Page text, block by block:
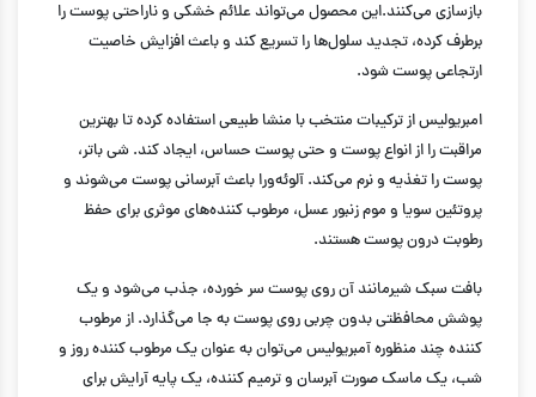
بازسازی می‌کنند.این محصول می‌تواند علائم خشکی و ناراحتی پوست را
برطرف کرده، تجدید سلول‌ها را تسریع کند و باعث افزایش خاصیت
ارتجاعی پوست شود.
امبریولیس از ترکیبات منتخب با منشا طبیعی استفاده کرده تا بهترین
مراقبت را از انواع پوست و حتی پوست حساس، ایجاد کند. شی باتر،
پوست را تغذیه و نرم می‌کند. آلوئه‌ورا باعث آبرسانی پوست می‌شوند و
پروتئین سویا و موم زنبور عسل، مرطوب کننده‌های موثری برای حفظ
رطوبت درون پوست هستند.
بافت سبک شیرمانند آن روی پوست سر خورده، جذب می‌شود و یک
پوشش محافظتی بدون چربی روی پوست به جا می‌گذارد. از مرطوب
کننده چند منظوره آمبریولیس می‌توان به عنوان یک مرطوب کننده روز و
شب، یک ماسک صورت آبرسان و ترمیم کننده، یک پایه آرایش برای